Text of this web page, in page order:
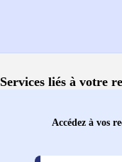
Services liés à votre
Accédez à vos